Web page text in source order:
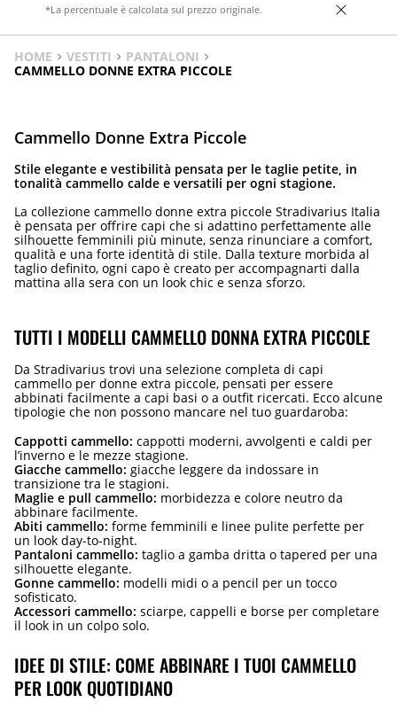
*La percentuale è calcolata sul prezzo originale.
HOME VESTITI
PANTALONI
CAMMELLO DONNE EXTRA PICCOLE
Cammello Donne Extra Piccole
Stile elegante e vestibilità pensata per le taglie petite, in
tonalità cammello calde e versatili per ogni stagione.
La collezione cammello donne extra piccole Stradivarius Italia
è pensata per offrire capi che si adattino perfettamente alle
silhouette femminili più minute, senza rinunciare a comfort,
qualità e una forte identità di stile. Dalla texture morbida al
taglio definito, ogni capo è creato per accompagnarti dalla
mattina alla sera con un look chic e senza sforzo.
TUTTI I MODELLI CAMMELLO DONNA EXTRA PICCOLE
Da Stradivarius trovi una selezione completa di capi
cammello per donne extra piccole, pensati per essere
abbinati facilmente a capi basi o a outfit ricercati. Ecco alcune
tipologie che non possono mancare nel tuo guardaroba:
Cappotti cammello: cappotti moderni, avvolgenti e caldi per
l’inverno e le mezze stagione.
Giacche cammello: giacche leggere da indossare in
transizione tra le stagioni.
Maglie e pull cammello: morbidezza e colore neutro da
abbinare facilmente.
Abiti cammello: forme femminili e linee pulite perfette per
un look day-to-night.
Pantaloni cammello: taglio a gamba dritta o tapered per una
silhouette elegante.
Gonne cammello: modelli midi o a pencil per un tocco
sofisticato.
Accessori cammello: sciarpe, cappelli e borse per completare
il look in un colpo solo.
IDEE DI STILE: COME ABBINARE I TUOI CAMMELLO
PER LOOK QUOTIDIANO